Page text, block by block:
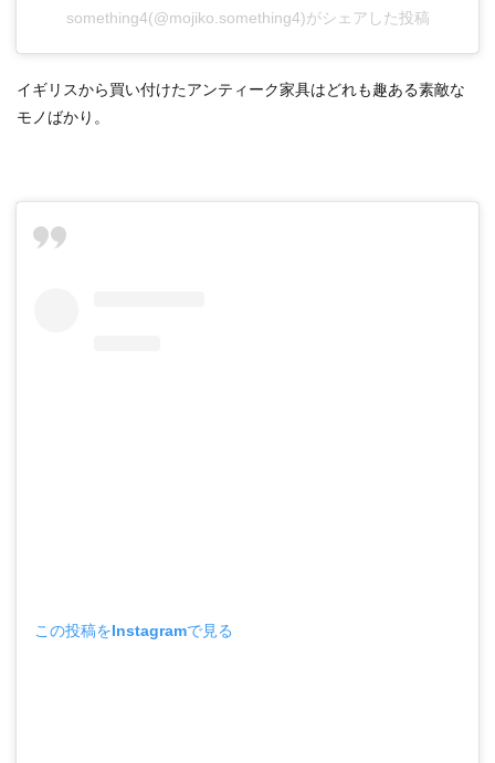
something4(@mojiko.something4)がシェアした投稿
イギリスから買い付けたアンティーク家具はどれも趣ある素敵な
モノばかり。
この投稿をInstagramで見る